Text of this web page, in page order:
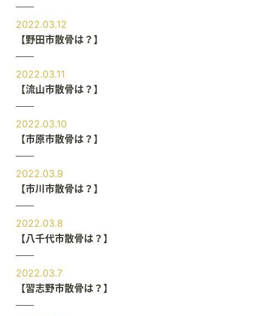
2022.03.12
【野田市散骨は？】
2022.03.11
【流山市散骨は？】
2022.03.10
【市原市散骨は？】
2022.03.9
【市川市散骨は？】
2022.03.8
【八千代市散骨は？】
2022.03.7
【習志野市散骨は？】